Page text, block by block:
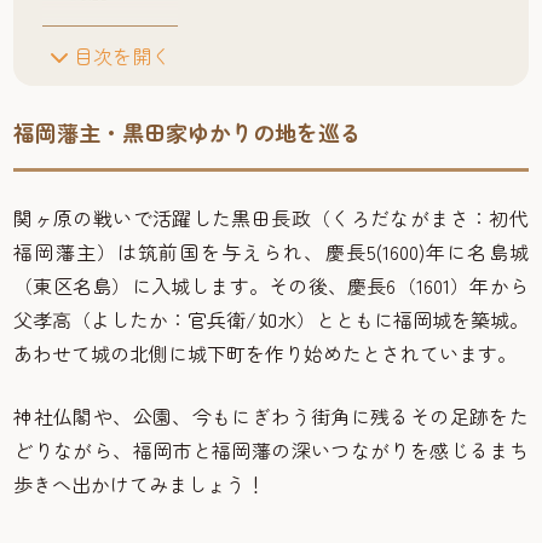
目次を開く
福岡藩主・黒田家ゆかりの地を巡る
関ヶ原の戦いで活躍した黒田長政（くろだながまさ：初代
福岡藩主）は筑前国を与えられ、慶長5(1600)年に名島城
（東区名島）に入城します。その後、慶長6（1601）年から
父孝高（よしたか：官兵衛/如水）とともに福岡城を築城。
あわせて城の北側に城下町を作り始めたとされています。
神社仏閣や、公園、今もにぎわう街角に残るその足跡をた
どりながら、福岡市と福岡藩の深いつながりを感じるまち
歩きへ出かけてみましょう！